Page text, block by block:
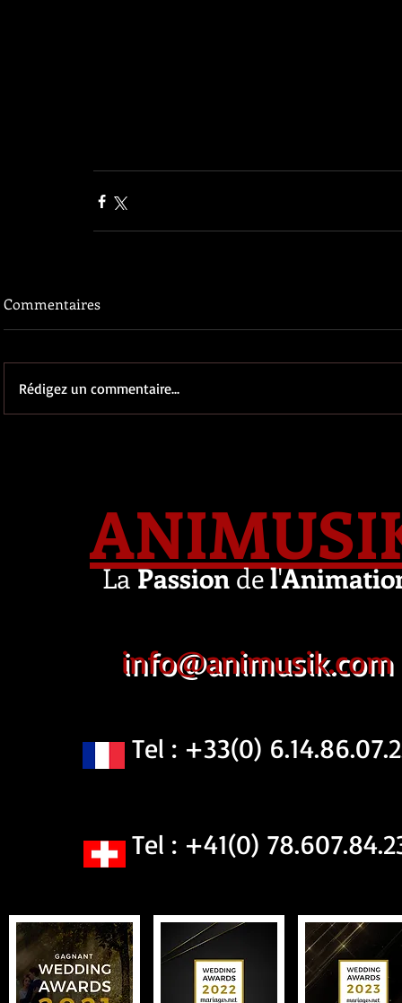
Commentaires
Rédigez un commentaire...
LaPassiondel'
info@animusik.com
Tel : +33(0)
Tel : +41(0)